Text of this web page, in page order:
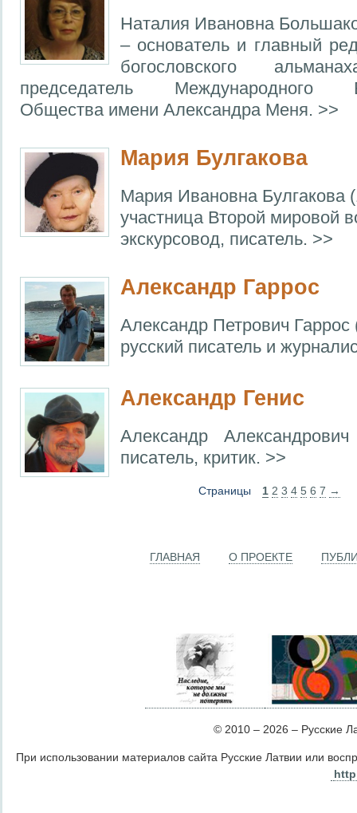
Наталия Ивановна
– основатель и главный
богословского
председатель Международного
Общества имени Александра Меня. >>
Мария Булгакова
Мария Ивановна Булгакова
участница Второй мировой
экскурсовод, писатель. >>
Александр Гаррос
Александр Петрович Гаррос
русский писатель и
Александр Генис
Александр
писатель, критик. >>
Страницы 1 2 3 4 5 6 7 →
ГЛАВНАЯ О ПРОЕКТЕ
© 2010 – 2026 – Русские
При использовании материалов сайта Русские Латвии или